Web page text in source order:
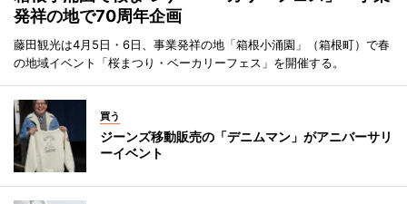
発祥の地で70周年企画
藤田観光は4月5日・6日、事業発祥の地「箱根小涌園」（箱根町）で春
の地域イベント「桜まつり・ベーカリーフェス」を開催する。
買う
ジーンズ移動販売の「デニムマン」がアニバーサリ
ーイベント